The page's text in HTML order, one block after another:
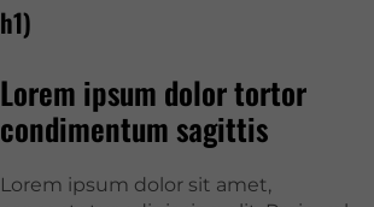
h1)
Lorem ipsum dolor tortor
condimentum sagittis
Lorem ipsum dolor sit amet,